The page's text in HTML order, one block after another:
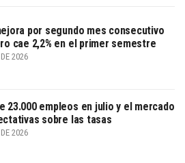
por segundo mes consecutivo
cae 2,2% en el primer semestre
2026
23.000 empleos en julio y el mercado
sobre las tasas
2026